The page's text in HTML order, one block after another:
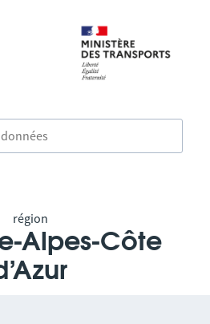
région
Alpes-Côte